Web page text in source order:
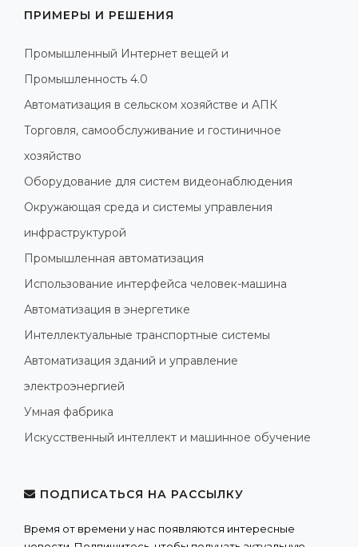
ПРИМЕРЫ И РЕШЕНИЯ
Промышленный Интернет вещей и
Промышленность 4.0
Автоматизация в сельском хозяйстве и АПК
Торговля, самообслуживание и гостиничное
хозяйство
Оборудование для систем видеонаблюдения
Окружающая среда и системы управления
инфраструктурой
Промышленная автоматизация
Использование интерфейса человек-машина
Автоматизация в энергетике
Интеллектуальные транспортные системы
Автоматизация зданий и управление
электроэнергией
Умная фабрика
Искусственный интеллект и машинное обучение
ПОДПИСАТЬСЯ НА РАССЫЛКУ
Время от времени у нас появляются интересные